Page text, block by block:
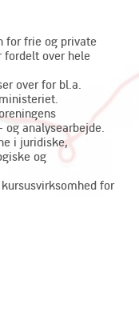
for frie og private
fordelt over hele
over for bl.a.
analysearbejde.
i juridiske,
og
for